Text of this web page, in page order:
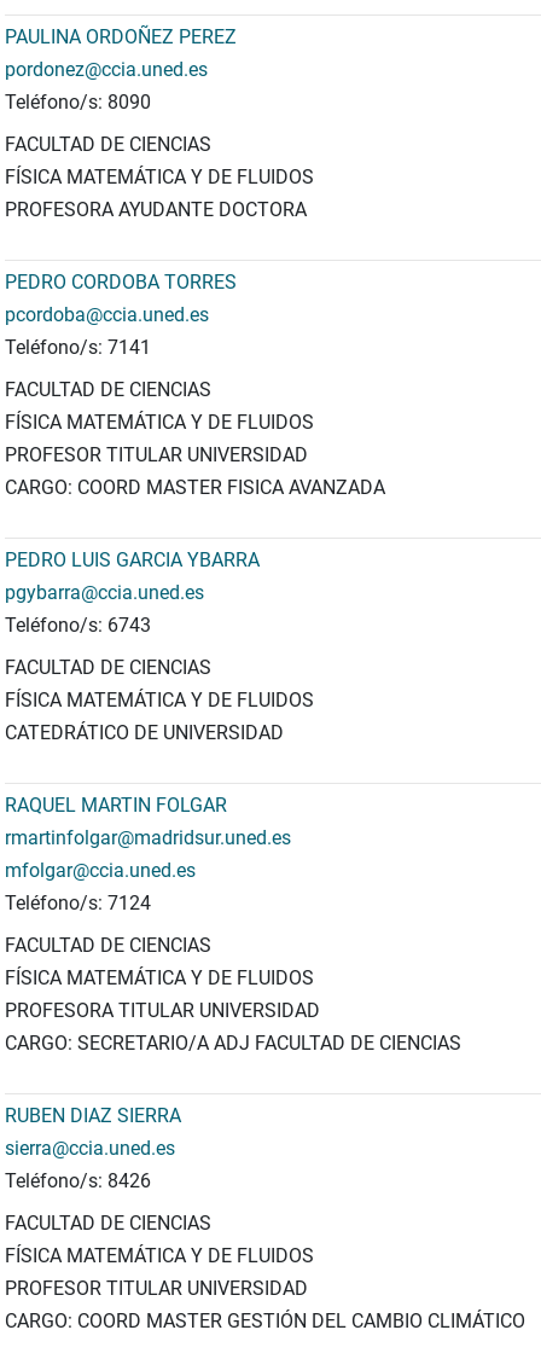
PAULINA ORDOÑEZ PEREZ
pordonez@ccia.uned.es
Teléfono/s: 8090
FACULTAD DE CIENCIAS
FÍSICA MATEMÁTICA Y DE FLUIDOS
PROFESORA AYUDANTE DOCTORA
PEDRO CORDOBA TORRES
pcordoba@ccia.uned.es
Teléfono/s: 7141
FACULTAD DE CIENCIAS
FÍSICA MATEMÁTICA Y DE FLUIDOS
PROFESOR TITULAR UNIVERSIDAD
CARGO: COORD MASTER FISICA AVANZADA
PEDRO LUIS GARCIA YBARRA
pgybarra@ccia.uned.es
Teléfono/s: 6743
FACULTAD DE CIENCIAS
FÍSICA MATEMÁTICA Y DE FLUIDOS
CATEDRÁTICO DE UNIVERSIDAD
RAQUEL MARTIN FOLGAR
rmartinfolgar@madridsur.uned.es
mfolgar@ccia.uned.es
Teléfono/s: 7124
FACULTAD DE CIENCIAS
FÍSICA MATEMÁTICA Y DE FLUIDOS
PROFESORA TITULAR UNIVERSIDAD
CARGO: SECRETARIO/A ADJ FACULTAD DE CIENCIAS
RUBEN DIAZ SIERRA
sierra@ccia.uned.es
Teléfono/s: 8426
FACULTAD DE CIENCIAS
FÍSICA MATEMÁTICA Y DE FLUIDOS
PROFESOR TITULAR UNIVERSIDAD
CARGO: COORD MASTER GESTIÓN DEL CAMBIO CLIMÁTICO